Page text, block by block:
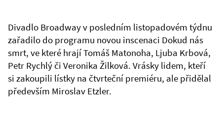
Divadlo Broadway v posledním listopadovém týdnu
zařadilo do programu novou inscenaci Dokud nás
smrt, ve které hrají Tomáš Matonoha, Ljuba Krbová,
Petr Rychlý či Veronika Žilková. Vrásky lidem, kteří
si zakoupili lístky na čtvrteční premiéru, ale přidělal
především Miroslav Etzler.